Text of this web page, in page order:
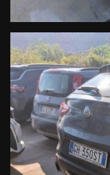
Organi di Guida
Manodopera
- Prendiamo il tuo
- Possibilità di
- Passaggio di
Le informazioni qui
contrattuale, sono
alcun modo
inseriti, invitiamo la